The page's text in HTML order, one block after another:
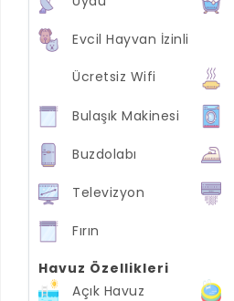
Evcil Hayvan İzinli
Ücretsiz Wifi
Bulaşık Makinesi
Buzdolabı
Televizyon
Fırın
Havuz Özellikleri
Açık Havuz